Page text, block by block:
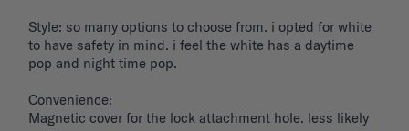
Style: so many options to choose from. i opted for white
to have safety in mind. i feel the white has a daytime
pop and night time pop.
Convenience:
Magnetic cover for the lock attachment hole. less likely